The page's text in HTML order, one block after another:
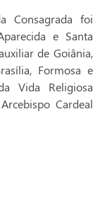
Consagrada foi
e Santa
de Goiânia,
Formosa e
Vida Religiosa
Cardeal